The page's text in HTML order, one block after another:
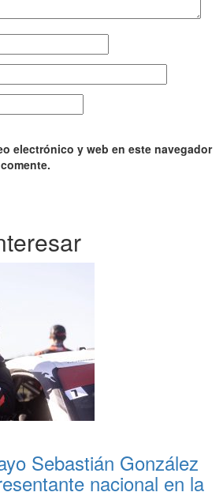
electrónico y web en este navegador
Sebastián González
nacional en la